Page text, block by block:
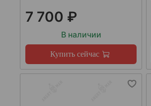
7 700 ₽
В наличии
Купить сейчас